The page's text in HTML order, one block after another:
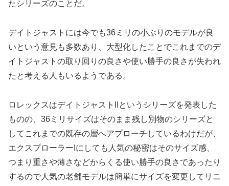
たシリーズのことだ。
デイトジャストには今でも36ミリの小ぶりのモデルが良
いという意見も多数あり、大型化したことでこれまでのデ
イトジャストの取り回りの良さや使い勝手の良さが失われ
たと考える人もいるようである。
ロレックスはデイトジャストIIというシリーズを発表した
ものの、36ミリサイズはそのまま残し別物のシリーズと
してこれまでの既存の層へアプローチしているわけだが、
エクスプローラーIにしても人気の秘密はそのサイズ感、
つまり重さや薄さなどからくる使い勝手の良さであったり
するので人気の老舗モデルは簡単にサイズを変更してリニ